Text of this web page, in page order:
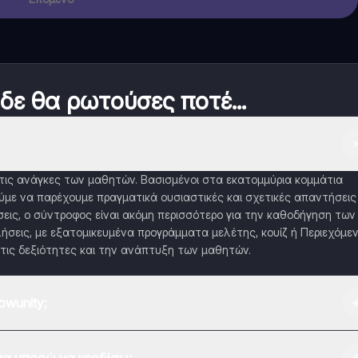
θα ρωτούσες ποτέ...
ανάγκες των μαθητών. Βασισμένοι στα εκατομμύρια κομμάτια
να παρέχουμε πραγματικά ουσιαστικές και σχετικές απαντήσεις
ο σύντροφος είναι ακόμη περισσότερο για την καθοδήγηση των
με εξατομικευμένα προγράμματα μελέτης, κουίζ ή
δεξιότητες και την ανάπτυξη των μαθητών.